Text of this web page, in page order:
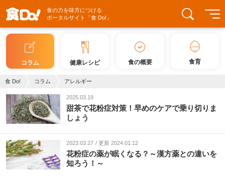
食の力を味方につける
ポータルサイト「食 Do!」
コラム 健康レシピ 食の概要 食育
食 Do! コラム アレルギー
甜茶で花粉症対策！早めのケアで乗り切りま
しょう
2025.03.19
花粉症の薬が眠くなる？～漢方薬との違いを
知ろう！～
2023.03.27 更新 2024.01.12